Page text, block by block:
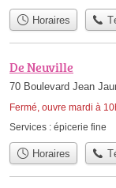
Horaires
De Neuville
70 Boulevard Jean
Fermé, ouvre mardi à
Services : épicerie fine
Horaires